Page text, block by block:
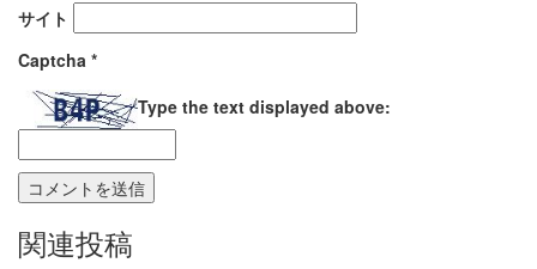
サイト
Captcha *
Type the text displayed above:
関連投稿